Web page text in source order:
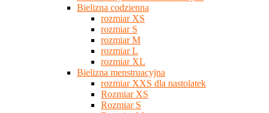
Bielizna codzienna
rozmiar XS
rozmiar S
rozmiar M
rozmiar L
rozmiar XL
Bielizna menstruacyjna
rozmiar XXS dla nastolatek
Rozmiar XS
Rozmiar S